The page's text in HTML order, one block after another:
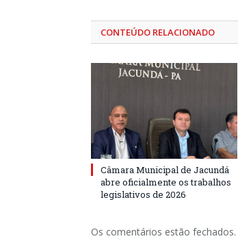
CONTEÚDO RELACIONADO
Câmara Municipal de Jacundá
abre oficialmente os trabalhos
legislativos de 2026
Os comentários estão fechados.